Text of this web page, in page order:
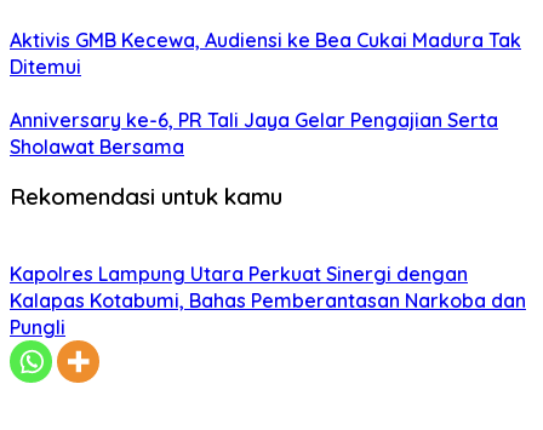
Aktivis GMB Kecewa, Audiensi ke Bea Cukai Madura Tak
Ditemui
Anniversary ke-6, PR Tali Jaya Gelar Pengajian Serta
Sholawat Bersama
Rekomendasi untuk kamu
Kapolres Lampung Utara Perkuat Sinergi dengan
Kalapas Kotabumi, Bahas Pemberantasan Narkoba dan
Pungli